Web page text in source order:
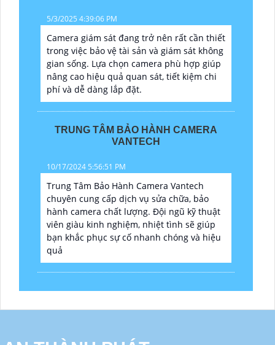
5/3/2025 4:39:06 PM
Camera giám sát đang trở nên rất cần thiết
trong việc bảo vệ tài sản và giám sát không
gian sống. Lựa chọn camera phù hợp giúp
nâng cao hiệu quả quan sát, tiết kiệm chi
phí và dễ dàng lắp đặt.
TRUNG TÂM BẢO HÀNH CAMERA
VANTECH
10/17/2024 5:56:51 PM
Trung Tâm Bảo Hành Camera Vantech
chuyên cung cấp dịch vụ sửa chữa, bảo
hành camera chất lượng. Đội ngũ kỹ thuật
viên giàu kinh nghiệm, nhiệt tình sẽ giúp
bạn khắc phục sự cố nhanh chóng và hiệu
quả